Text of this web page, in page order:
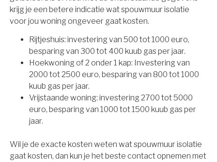
krijg je een betere indicatie wat spouwmuur isolatie
voor jou woning ongeveer gaat kosten.
Rijtjeshuis: investering van 500 tot 1000 euro,
besparing van 300 tot 400 kuub gas per jaar.
Hoekwoning of 2 onder 1 kap: Investering van
2000 tot 2500 euro, besparing van 800 tot 1000
kuub gas per jaar.
Vrijstaande woning: investering 2700 tot 5000
euro, besparing van 1000 tot 1500 kuub gas per
jaar.
Wil je de exacte kosten weten wat spouwmuur isolatie
gaat kosten, dan kun je het beste contact opnemen met